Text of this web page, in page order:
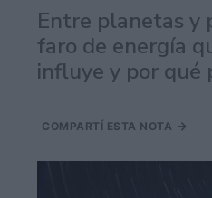
Entre planetas y
faro de energía
influye y por qué
COMPARTÍ ESTA NOTA